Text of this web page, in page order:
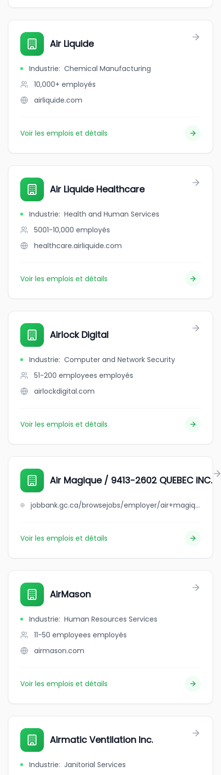
Air Liquide
Industrie: Chemical Manufacturing
10,000+ employés
airliquide.com
Voir les emplois et détails
Air Liquide Healthcare
Industrie: Health and Human Services
5001-10,000 employés
healthcare.airliquide.com
Voir les emplois et détails
Airlock Digital
Industrie: Computer and Network Security
51-200 employees employés
airlockdigital.com
Voir les emplois et détails
Air Magique / 9413-2602 QUEBEC INC.
jobbank.gc.ca/browsejobs/employer/air+magique+%2F+9413-2602+quebec+inc./ca
Voir les emplois et détails
AirMason
Industrie: Human Resources Services
11-50 employees employés
airmason.com
Voir les emplois et détails
Airmatic Ventilation Inc.
Industrie: Janitorial Services